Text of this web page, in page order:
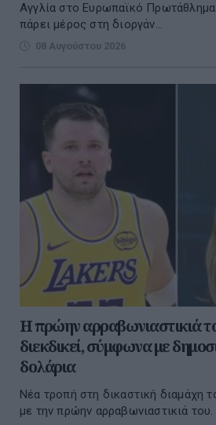
Αγγλία στο Ευρωπαϊκό
πάρει μέρος στη διοργάν...
08 Αυγούστου 2026
Η πρώην αρραβωνιαστικιά
διεκδικεί, σύμφωνα με
δολάρια
Νέα τροπή στη δικαστική διαμάχη
με την πρώην αρραβωνιαστικιά του.